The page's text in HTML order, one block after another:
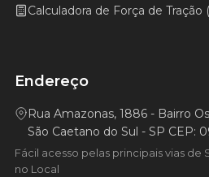
Calculadora de Força de Tração
Endereço
Rua Amazonas, 1886 - Bairro
São Caetano do Sul - SP CEP:
Fácil acesso pelas principais vias de
no Local